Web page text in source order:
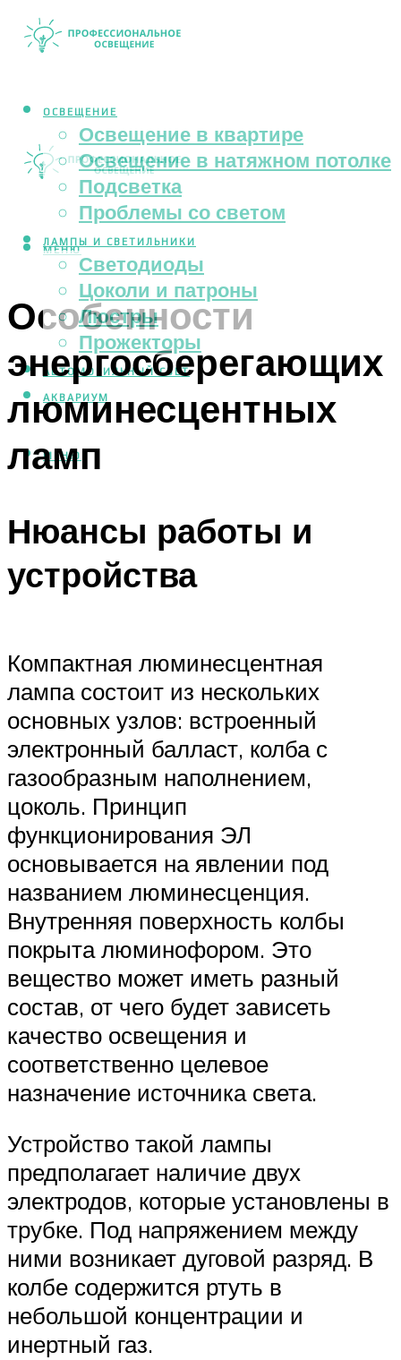
ОСВЕЩЕНИЕ
Освещение в квартире
Освещение в натяжном потолке
Подсветка
Проблемы со светом
ЛАМПЫ И СВЕТИЛЬНИКИ
Светодиоды
Цоколи и патроны
Люстры
Прожекторы
АВТОМОБИЛЬНЫЙ СВЕТ
АКВАРИУМ
МЕНЮ
МЕНЮ
Особенности
энергосберегающих
люминесцентных
ламп
Нюансы работы и
устройства
Компактная люминесцентная
лампа состоит из нескольких
основных узлов: встроенный
электронный балласт, колба с
газообразным наполнением,
цоколь. Принцип
функционирования ЭЛ
основывается на явлении под
названием люминесценция.
Внутренняя поверхность колбы
покрыта люминофором. Это
вещество может иметь разный
состав, от чего будет зависеть
качество освещения и
соответственно целевое
назначение источника света.
Устройство такой лампы
предполагает наличие двух
электродов, которые установлены в
трубке. Под напряжением между
ними возникает дуговой разряд. В
колбе содержится ртуть в
небольшой концентрации и
инертный газ.